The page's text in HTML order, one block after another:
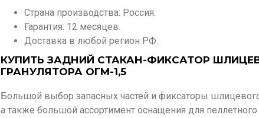
Страна производства: Россия.
Гарантия: 12 месяцев.
Доставка в любой регион РФ.
КУПИТЬ ЗАДНИЙ СТАКАН-ФИКСАТОР
ГРАНУЛЯТОРА ОГМ-1,5
Большой выбор запасных частей и фиксаторы
а также большой ассортимент оснащения для